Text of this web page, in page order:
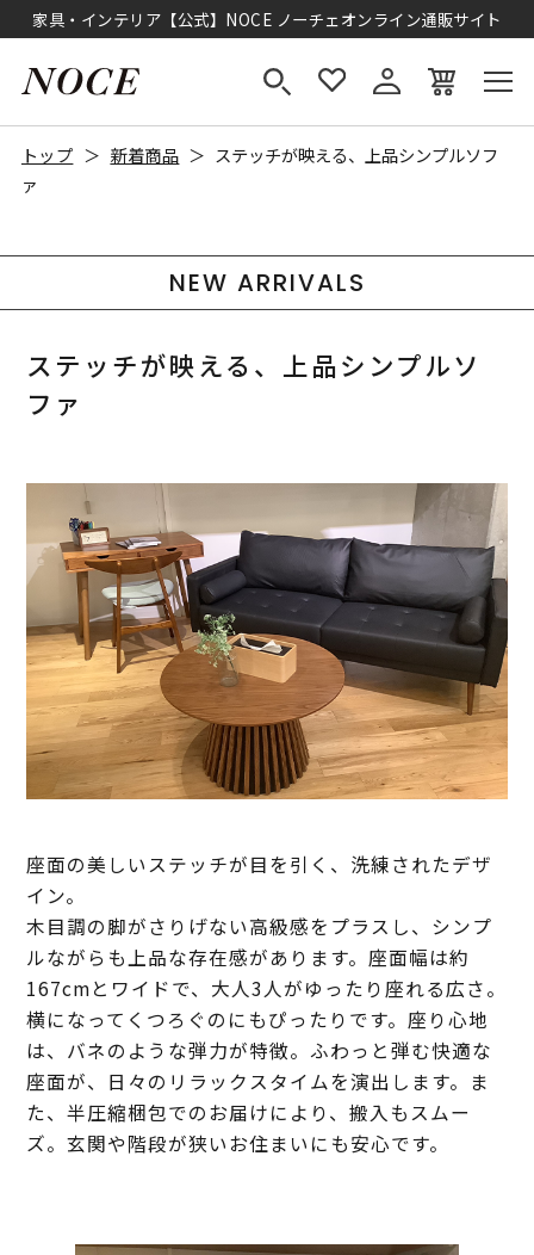
家具・インテリア【公式】NOCE ノーチェオンライン通販サイト
トップ 新着商品
ステッチが映える、上品シンプルソフ
ァ
NEW ARRIVALS
ステッチが映える、上品シンプルソ
ファ
座面の美しいステッチが目を引く、洗練されたデザ
イン。
木目調の脚がさりげない高級感をプラスし、シンプ
ルながらも上品な存在感があります。座面幅は約
167cmとワイドで、大人3人がゆったり座れる広さ。
横になってくつろぐのにもぴったりです。座り心地
は、バネのような弾力が特徴。ふわっと弾む快適な
座面が、日々のリラックスタイムを演出します。ま
た、半圧縮梱包でのお届けにより、搬入もスムー
ズ。玄関や階段が狭いお住まいにも安心です。